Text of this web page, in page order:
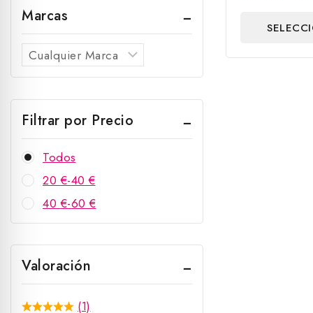
Marcas
Filtrar por Precio
Todos
20€-40€
40€-60€
Valoración
(1)